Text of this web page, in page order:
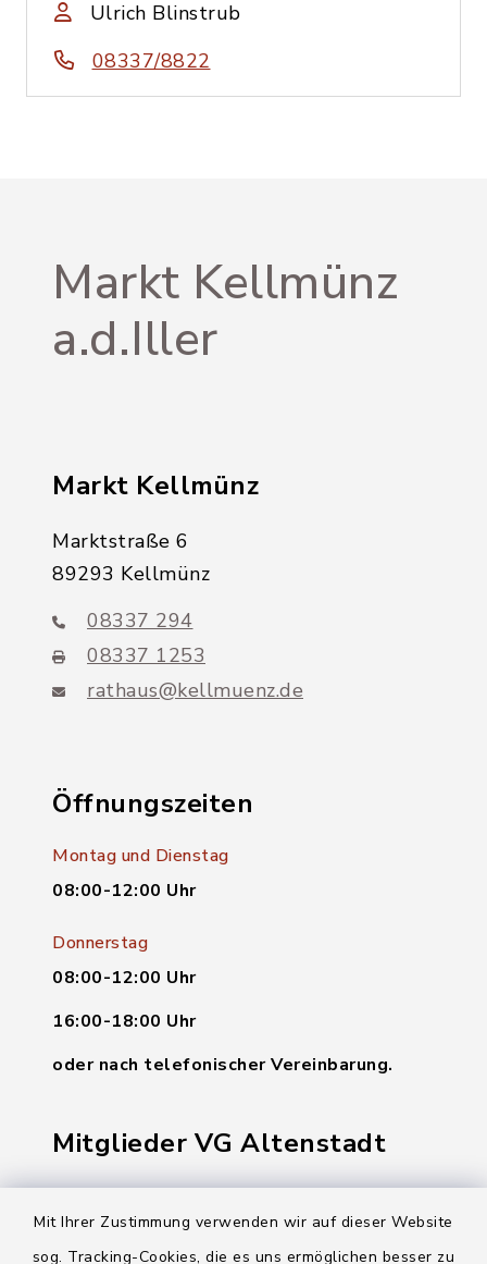
Mit Ihrer Zustimmung verwenden wir auf dieser Website
sog. Tracking-Cookies, die es uns ermöglichen besser zu
Ulrich Blinstrub
08337/8822
Markt Kellmünz
a.d.Iller
Markt Kellmünz
Marktstraße 6
89293 Kellmünz
08337 294
08337 1253
rathaus@kellmuenz.de
Öffnungszeiten
Montag und Dienstag
08:00-12:00 Uhr
Donnerstag
08:00-12:00 Uhr
16:00-18:00 Uhr
oder nach telefonischer Vereinbarung.
Mitglieder VG Altenstadt
Markt Altenstadt